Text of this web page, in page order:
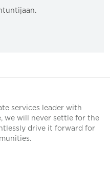
services leader with
we will never settle for the
drive it forward for